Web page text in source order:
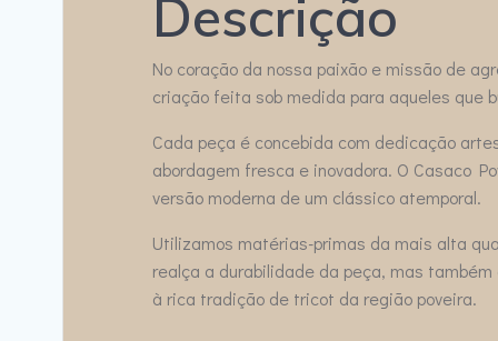
Descrição
No coração da nossa paixão e missão de
criação feita sob medida para aqueles que
Cada peça é concebida com dedicação
abordagem fresca e inovadora. O Casaco
versão moderna de um clássico atemporal.
Utilizamos matérias-primas da mais alta
realça a durabilidade da peça, mas
à rica tradição de tricot da região poveira.